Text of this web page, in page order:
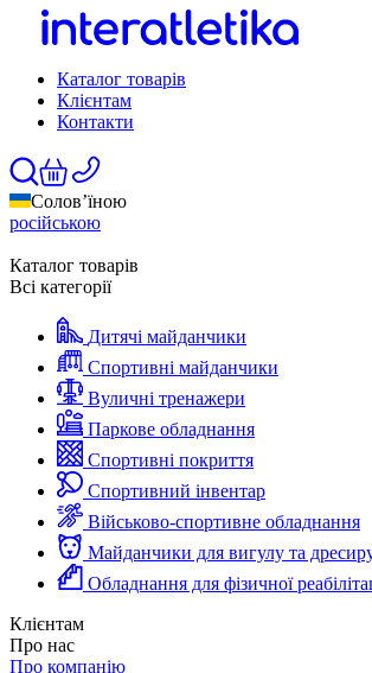
Каталог товарів
Клієнтам
Контакти
Солов’їною
російською
Каталог товарів
Всі категорії
Дитячі майданчики
Спортивні майданчики
Вуличні тренажери
Паркове обладнання
Спортивні покриття
Спортивний інвентар
Військово-спортивне обладнання
Майданчики для вигулу та
Обладнання для фізичної
Клієнтам
Про нас
Про компанію